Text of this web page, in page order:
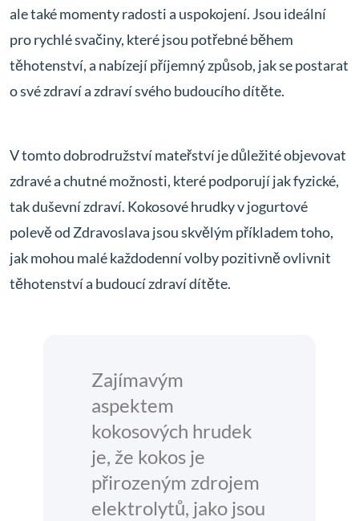
ale také momenty radosti a uspokojení. Jsou ideální
pro rychlé svačiny, které jsou potřebné během
těhotenství, a nabízejí příjemný způsob, jak se postarat
o své zdraví a zdraví svého budoucího dítěte.
V tomto dobrodružství mateřství je důležité objevovat
zdravé a chutné možnosti, které podporují jak fyzické,
tak duševní zdraví. Kokosové hrudky v jogurtové
polevě od Zdravoslava jsou skvělým příkladem toho,
jak mohou malé každodenní volby pozitivně ovlivnit
těhotenství a budoucí zdraví dítěte.
Zajímavým
aspektem
kokosových hrudek
je, že kokos je
přirozeným zdrojem
elektrolytů, jako jsou